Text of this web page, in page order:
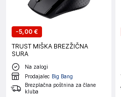
-5,00 €
TRUST MIŠKA BREZŽIČNA
SURA
Na zalogi
Prodajalec Big Bang
Brezplačna poštnina za člane
kluba